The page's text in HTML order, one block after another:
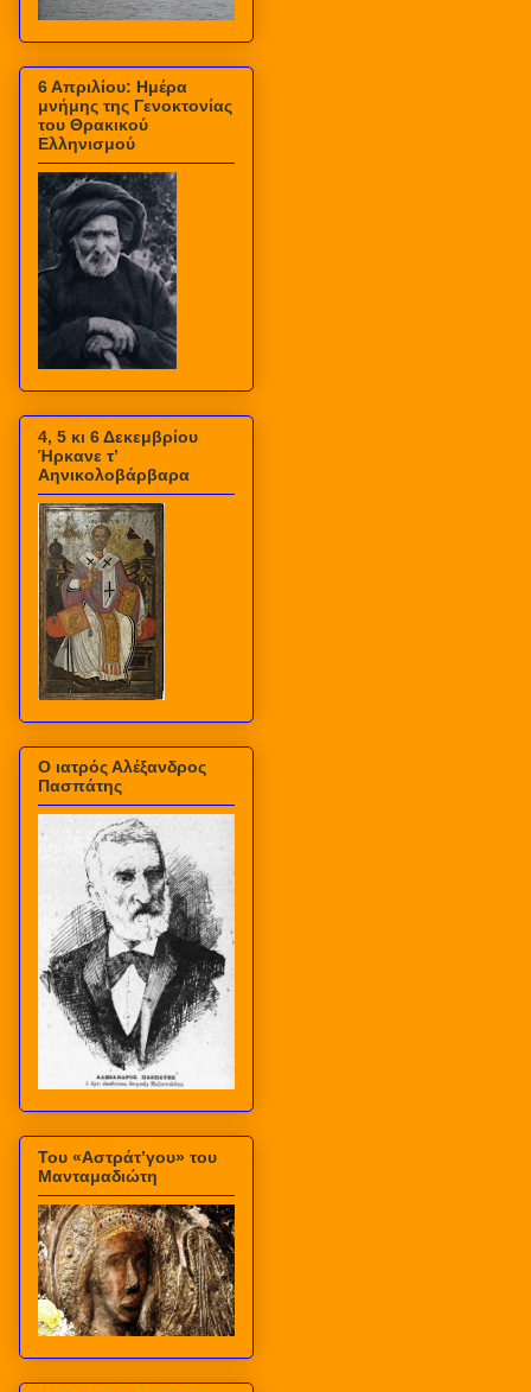
6 Απριλίου: Ημέρα
μνήμης της Γενοκτονίας
του Θρακικού
Ελληνισμού
4, 5 κι 6 Δεκεμβρίου
Ήρκανε τ’
Αηνικολοβάρβαρα
Ο ιατρός Αλέξανδρος
Πασπάτης
Του «Αστράτ’γου» του
Μανταμαδιώτη